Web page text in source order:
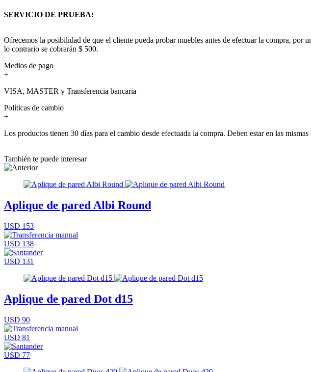
SERVICIO DE PRUEBA:
Ofrecemos la posibilidad de que el cliente pueda probar muebles antes de efectuar la compra,
lo contrario se cobrarán $ 500.
Medios de pago
+
VISA, MASTER y Transferencia bancaria
Políticas de cambio
+
Los productos tienen 30 días para el cambio desde efectuada la compra. Deben estar en las
También te puede interesar
Aplique de pared Albi Round
USD 153
USD 138
USD 131
Aplique de pared Dot d15
USD 90
USD 81
USD 77